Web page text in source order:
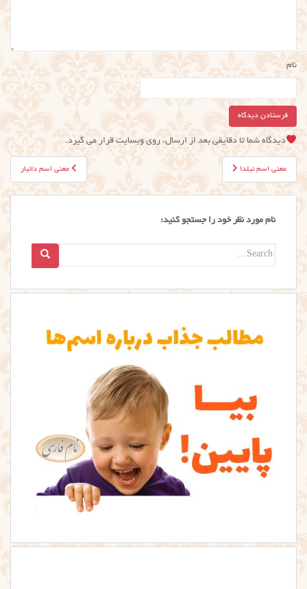
نام
دیدگاه شما تا دقایقی بعد از ارسال، روی وبسایت قرار می گیرد.
راهبری
نوشته
معنی اسم دانیار معنی اسم نیلدا
نام مورد نظر خود را جستجو کنید:
Search